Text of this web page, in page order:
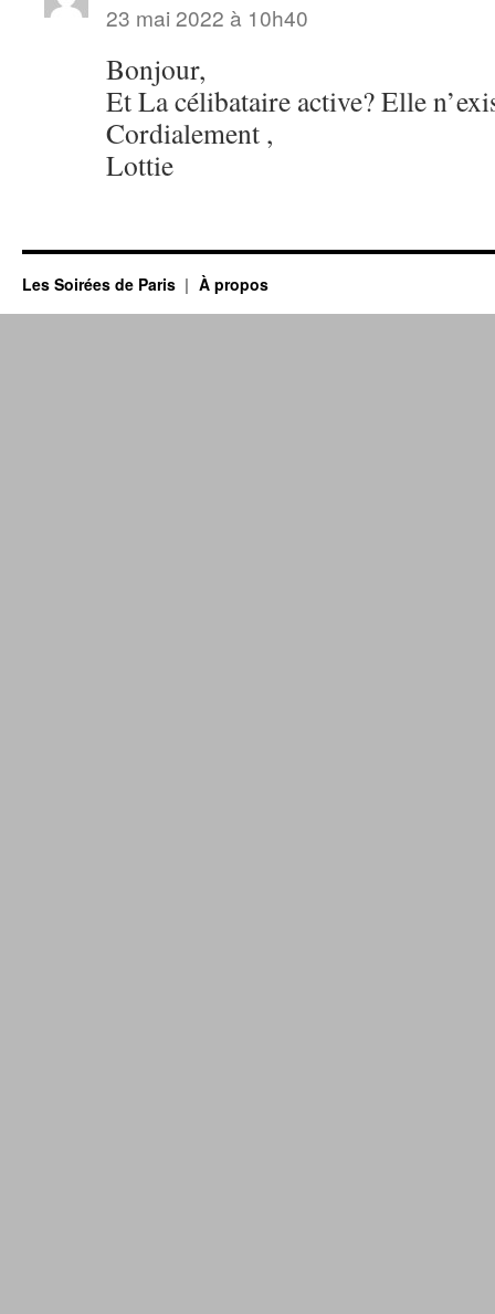
23 mai 2022 à 10h40
Bonjour,
Et La célibataire active? Elle
Cordialement ,
Lottie
Les Soirées de Paris À propos